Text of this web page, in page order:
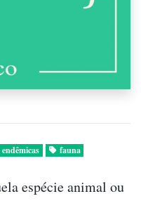
endêmicas fauna
espécie animal ou